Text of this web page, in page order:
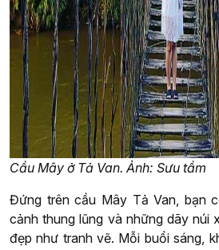
Cầu Mây ở Tả Van. Ảnh: Sưu tầm
Đứng trên cầu Mây Tả Van, bạn
cảnh thung lũng và những dãy núi
đẹp như tranh vẽ. Mỗi buổi sáng,